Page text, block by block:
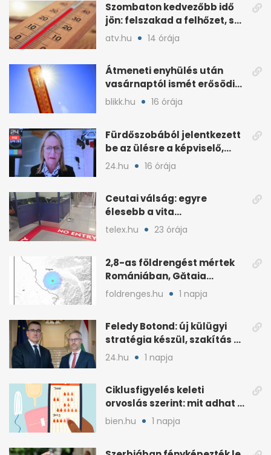
Szombaton kedvezőbb idő
jön: felszakad a felhőzet, sok
napsütéssel
atv.hu 14 órája
Átmeneti enyhülés után
vasárnaptól ismét erősödik
a hőség
blikk.hu 16 órája
Fürdőszobából jelentkezett
be az ülésre a képviselő,
árny tűnt fel mögötte
24.hu 16 órája
Ceutai válság: egyre
élesebb a vita
Spanyolország és
Olaszország között
telex.hu 23 órája
2,8-as földrengést mértek
Romániában, Gătaia
közelében
foldrenges.hu 1 napja
Feledy Botond: új külügyi
stratégia készül, szakítás a
MAGA-vonallal
24.hu 1 napja
Ciklusfigyelés keleti
orvoslás szerint: mit adhat a
menstruációs appok mellé?
bien.hu 1 napja